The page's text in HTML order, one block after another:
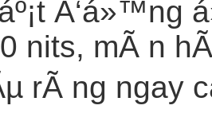
Ä‘á»™ng
nits, mÃ n
rÃ ng ngay